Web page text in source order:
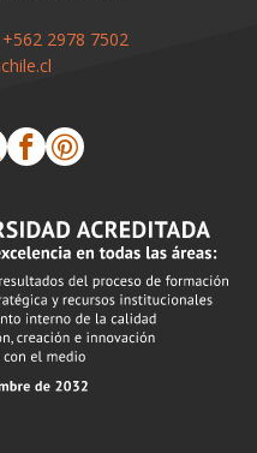
+562 2978 7502